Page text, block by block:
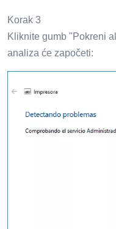
Korak 3
Kliknite gumb "Pokreni
analiza će započeti: